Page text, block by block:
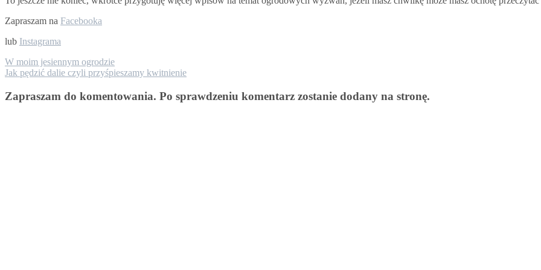
Zapraszam na Facebooka
lub Instagrama
Nawigacja
wpisu
W moim jesiennym ogrodzie
Jak pędzić dalie czyli przyśpieszamy kwitnienie
Zapraszam do komentowania. Po sprawdzeniu komentarz zostanie dodany na stronę.